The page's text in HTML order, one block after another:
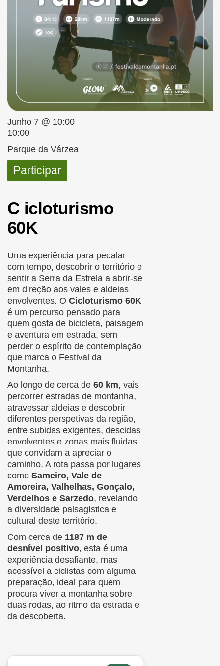
C icloturismo
60K
Uma experiência para pedalar
com tempo, descobrir o território e
sentir a Serra da Estrela a abrir-se
em direção aos vales e aldeias
envolventes. O Cicloturismo 60K
é um percurso pensado para
quem gosta de bicicleta, paisagem
e aventura em estrada, sem
perder o espírito de contemplação
que marca o Festival da
Montanha.
Ao longo de cerca de 60 km, vais
percorrer estradas de montanha,
atravessar aldeias e descobrir
diferentes perspetivas da região,
entre subidas exigentes, descidas
envolventes e zonas mais fluidas
que convidam a apreciar o
caminho. A rota passa por lugares
como Sameiro, Vale de
Amoreira, Valhelhas, Gonçalo,
Verdelhos e Sarzedo, revelando
a diversidade paisagística e
cultural deste território.
Com cerca de 1187 m de
desnível positivo, esta é uma
experiência desafiante, mas
acessível a ciclistas com alguma
preparação, ideal para quem
procura viver a montanha sobre
duas rodas, ao ritmo da estrada e
da descoberta.
Junho 7 @ 10:00
10:00
Parque da Várzea
Participar